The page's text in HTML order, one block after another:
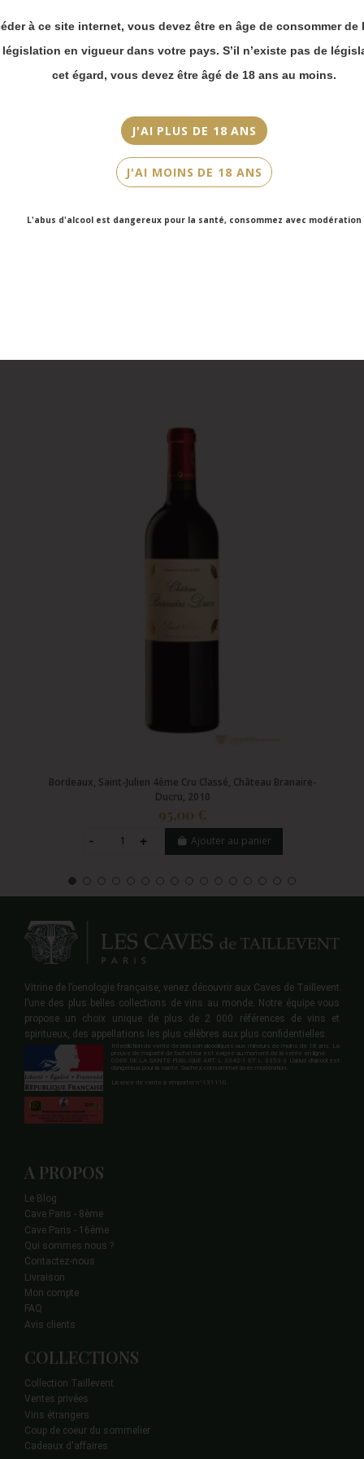
à ce site internet, vous devez être en âge de consommer de
législation en vigueur dans votre pays. S’il n’existe pas de
cet égard, vous devez être âgé de 18 ans au moins.
J'AI PLUS DE 18 ANS
J'AI MOINS DE 18 ANS
L'abus d'alcool est dangereux pour la santé, consommez avec modération
Millésime
Bordeaux, Saint-Julien 4ème Cru Classé, Château Branaire-
Ducru, 2010
95,00 €
Ajouter au panier
Vitrine de l’oenologie française, venez découvrir aux Caves de Taillevent
l’une des plus belles collections de vins au monde. Notre équipe vous
propose un choix unique de plus de 2 000 références de vins et
spiritueux, des appellations les plus célèbres aux plus confidentielles.
Interdiction de vente de boisson alcooliques aux mineurs de moins de 18 ans. La
preuve de majorité de l'acheteur est exigée au moment de la vente en ligne.
CODE DE LA SANTE PUBLIQUE ART. L 3342-1 ET L. 3353-3 L'abus d'alcool est
dangereux pour la santé. Sachez consommer avec modération.
Licence de vente à emporter n°131110.
A PROPOS
Le Blog
Cave Paris - 8ème
Cave Paris - 16ème
Qui sommes nous ?
Contactez-nous
Livraison
Mon compte
FAQ
Avis clients
COLLECTIONS
Collection Taillevent
Ventes privées
Vins étrangers
Coup de coeur du sommelier
Cadeaux d'affaires
Merci de bien
prendre en compte :
Les envois
partir du 31 août.
Les commandes
en click-and-
collect (cave
Faubourg Saint-
Victor Hugo)